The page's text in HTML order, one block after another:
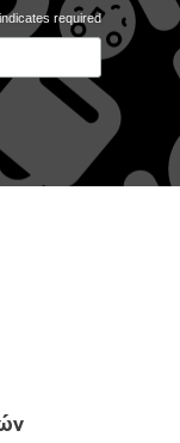
required